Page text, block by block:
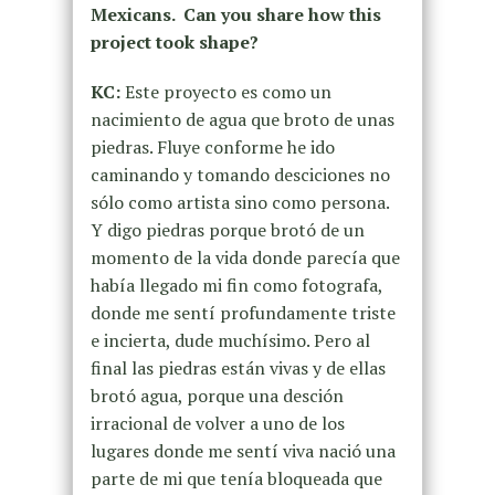
Mexicans. Can you share how this
project took shape?
KC:Este proyecto es como un
nacimiento de agua que broto de unas
piedras. Fluye conforme he ido
caminando y tomando desciciones no
sólo como artista sino como persona.
Y digo piedras porque brotó de un
momento de la vida donde parecía que
había llegado mi fin como fotografa,
donde me sentí profundamente triste
e incierta, dude muchísimo. Pero al
final las piedras están vivas y de ellas
brotó agua, porque una desción
irracional de volver a uno de los
lugares donde me sentí viva nació una
parte de mi que tenía bloqueada que